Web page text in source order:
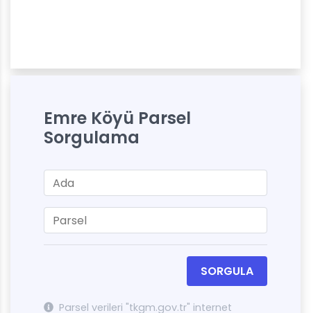
Emre Köyü Parsel
Sorgulama
SORGULA
Parsel verileri "tkgm.gov.tr" internet